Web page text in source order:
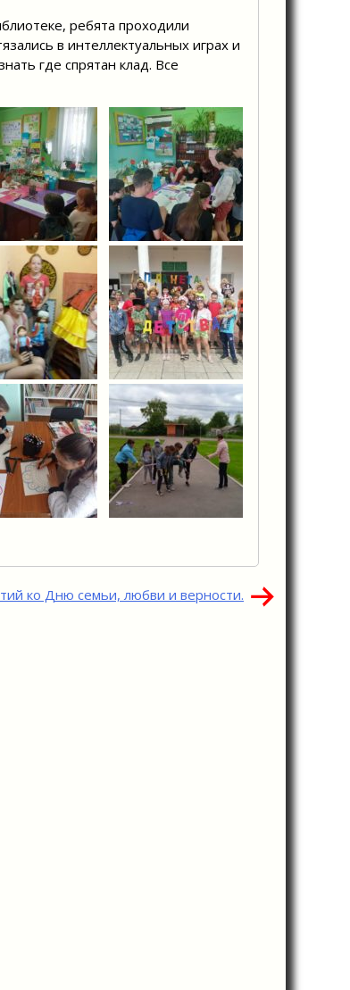
ребята проходили
в интеллектуальных играх и
где спрятан клад. Все
ко Дню семьи, любви и верности.